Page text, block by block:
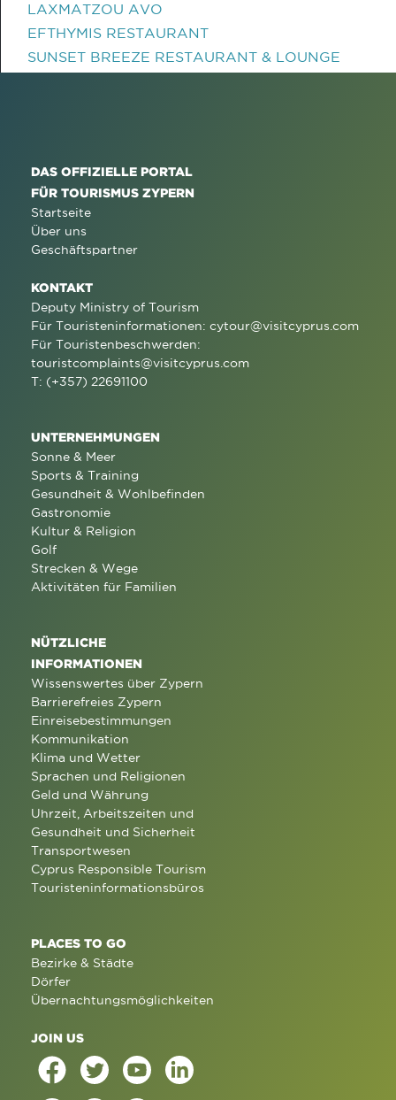
LAXMATZOU AVO
EFTHYMIS RESTAURANT
SUNSET BREEZE RESTAURANT & LOUNGE
DAS OFFIZIELLE PORTAL
FÜR TOURISMUS ZYPERN
Startseite
Über uns
Geschäftspartner
KONTAKT
Deputy Ministry of Tourism
Für Touristeninformationen: cytour@visitcyprus.com
Für Touristenbeschwerden:
touristcomplaints@visitcyprus.com
T: (+357) 22691100
UNTERNEHMUNGEN
Sonne & Meer
Sports & Training
Gesundheit & Wohlbefinden
Gastronomie
Kultur & Religion
Golf
Strecken & Wege
Aktivitäten für Familien
NÜTZLICHE
INFORMATIONEN
Wissenswertes über Zypern
Barrierefreies Zypern
Einreisebestimmungen
Kommunikation
Klima und Wetter
Sprachen und Religionen
Geld und Währung
Uhrzeit, Arbeitszeiten und
Gesundheit und Sicherheit
Transportwesen
Cyprus Responsible Tourism
Touristeninformationsbüros
PLACES TO GO
Bezirke & Städte
Dörfer
Übernachtungsmöglichkeiten
JOIN US